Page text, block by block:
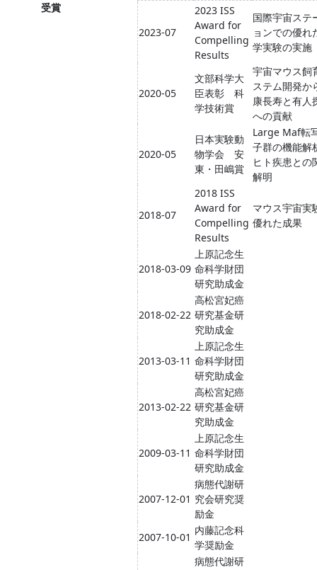
受賞
2023-07
2023 ISS
Award for
Compelling
Results
国際宇宙ステ
ョンでの優れ
学実験の実施
2020-05
文部科学大
臣表彰 科
学技術賞
宇宙マウス飼
ステム開発か
康長寿と有人
への貢献
2020-05
日本実験動
物学会 安
東・田嶋賞
Large Maf転
子群の機能解
ヒト疾患との
解明
2018-07
2018 ISS
Award for
Compelling
Results
マウス宇宙実
優れた成果
2018-03-09
上原記念生
命科学財団
研究助成金
2018-02-22
高松宮妃癌
研究基金研
究助成金
2013-03-11
上原記念生
命科学財団
研究助成金
2013-02-22
高松宮妃癌
研究基金研
究助成金
2009-03-11
上原記念生
命科学財団
研究助成金
2007-12-01
病態代謝研
究会研究奨
励金
2007-10-01
内藤記念科
学奨励金
病態代謝研